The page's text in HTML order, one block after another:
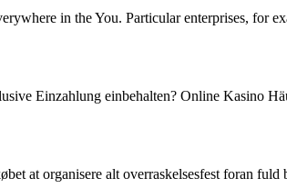
in the You. Particular enterprises, for
Einzahlung einbehalten? Online Kasino
at organisere alt overraskelsesfest foran fuld